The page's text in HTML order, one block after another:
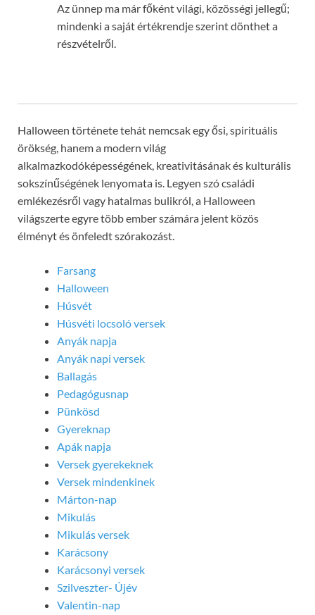
Az ünnep ma már főként világi, közösségi jellegű;
mindenki a saját értékrendje szerint dönthet a
részvételről.
Halloween története tehát nemcsak egy ősi, spirituális
örökség, hanem a modern világ
alkalmazkodóképességének, kreativitásának és kulturális
sokszínűségének lenyomata is. Legyen szó családi
emlékezésről vagy hatalmas bulikról, a Halloween
világszerte egyre több ember számára jelent közös
élményt és önfeledt szórakozást.
Farsang
Halloween
Húsvét
Húsvéti locsoló versek
Anyák napja
Anyák napi versek
Ballagás
Pedagógusnap
Pünkösd
Gyereknap
Apák napja
Versek gyerekeknek
Versek mindenkinek
Márton-nap
Mikulás
Mikulás versek
Karácsony
Karácsonyi versek
Szilveszter- Újév
Valentin-nap